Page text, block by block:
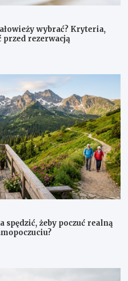
wybrać? Kryteria,
rezerwacją
żeby poczuć realną